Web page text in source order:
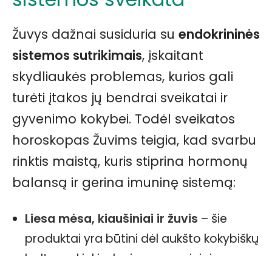
Žuvys dažnai susiduria su endokrininės
sistemos sutrikimais, įskaitant
skydliaukės problemas, kurios gali
turėti įtakos jų bendrai sveikatai ir
gyvenimo kokybei. Todėl sveikatos
horoskopas Žuvims teigia, kad svarbu
rinktis maistą, kuris stiprina hormonų
balansą ir gerina imuninę sistemą:
Liesa mėsa, kiaušiniai ir žuvis – šie
produktai yra būtini dėl aukšto kokybiškų